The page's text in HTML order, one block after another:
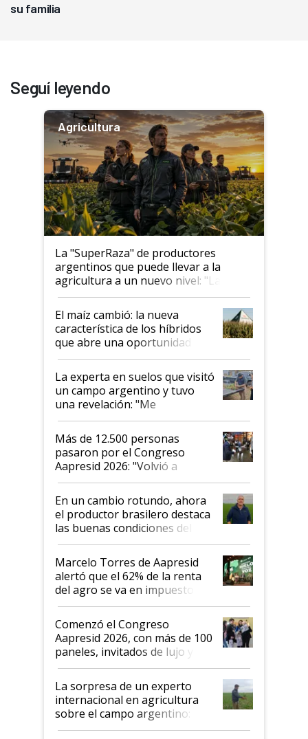
su familia
Seguí leyendo
Agricultura
La "SuperRaza" de productores
argentinos que puede llevar a la
agricultura a un nuevo nivel: "Las
posibilidades de crecimiento son
infinitas"
El maíz cambió: la nueva
característica de los híbridos
que abre una oportunidad en
el lote
La experta en suelos que visitó
un campo argentino y tuvo
una revelación: "Me
impresionó mucho"
Más de 12.500 personas
pasaron por el Congreso
Aapresid 2026: "Volvió a
demostrar que hablar del
suelo es hablar de todo el
sistema productivo"
En un cambio rotundo, ahora
el productor brasilero destaca
las buenas condiciones del
agro argentino para invertir:
"Los veo más motivados"
Marcelo Torres de Aapresid
alertó que el 62% de la renta
del agro se va en impuestos:
"No es bueno que en
Argentina se sigan discutiendo
las mismas cosas de hace 50
años"
Comenzó el Congreso
Aapresid 2026, con más de 100
paneles, invitados de lujo y
todas las tendencias
La sorpresa de un experto
internacional en agricultura
sobre el campo argentino:
"Estoy muy impresionado"